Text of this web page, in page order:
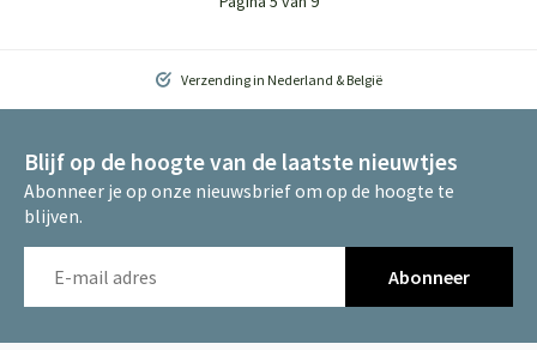
Verzending in Nederland & België
Blijf op de hoogte van de laatste nieuwtjes
Abonneer je op onze nieuwsbrief om op de hoogte te
blijven.
Abonneer